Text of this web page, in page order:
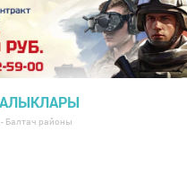
- Балтач районы